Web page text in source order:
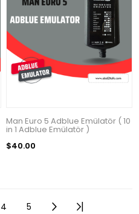
Man Euro 5 Adblue Emülatör ( 10
in 1 Adblue Emülatör )
$40.00
4 5